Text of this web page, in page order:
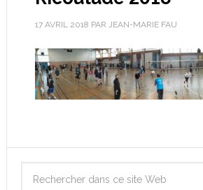
17 AVRIL 2018 PAR JEAN-MARIE FAU